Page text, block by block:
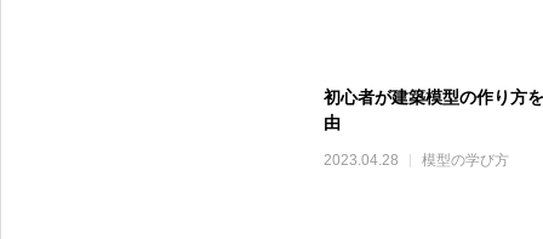
初心者が建築模型の作り方
由
2023.04.28 模型の学び方